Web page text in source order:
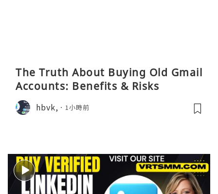
The Truth About Buying Old Gmail
Accounts: Benefits & Risks
hbvk, 1小時前